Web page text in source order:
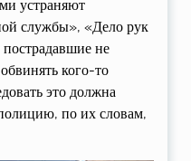
устраняют
службы», «Дело рук
пострадавшие не
кого-то
это должна
по их словам,